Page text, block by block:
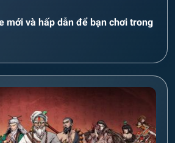
mới và hấp dẫn để bạn chơi trong